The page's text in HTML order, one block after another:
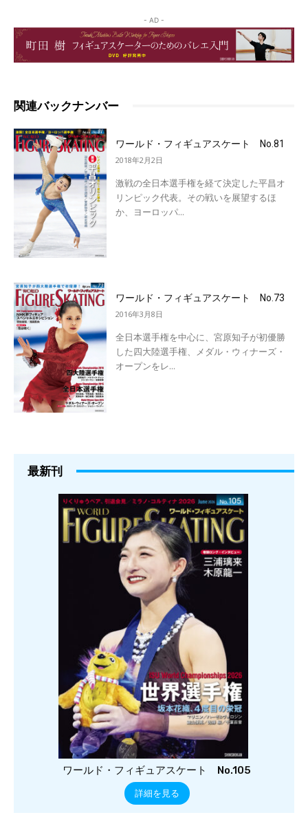
- AD -
関連バックナンバー
ワールド・フィギュアスケート No.81
2018年2月2日
激戦の全日本選手権を経て決定した平昌オ
リンピック代表。その戦いを展望するほ
か、ヨーロッパ...
ワールド・フィギュアスケート No.73
2016年3月8日
全日本選手権を中心に、宮原知子が初優勝
した四大陸選手権、メダル・ウィナーズ・
オープンをレ...
最新刊
ワールド・フィギュアスケート No.105
詳細を見る